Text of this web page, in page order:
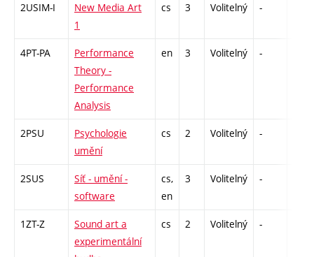
2USIM-I
New Media Art
1
cs 3 Volitelný -
4PT-PA
Performance
Theory -
Performance
Analysis
en 3 Volitelný -
2PSU
Psychologie
umění
cs 2 Volitelný -
2SUS
Síť - umění -
software
cs,
en
3 Volitelný -
1ZT-Z
Sound art a
experimentální
cs 2 Volitelný -